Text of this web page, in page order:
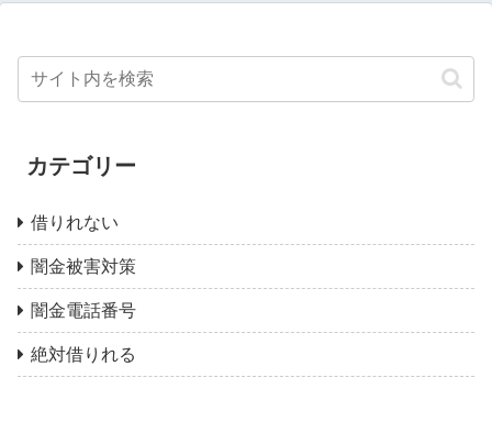
カテゴリー
借りれない
闇金被害対策
闇金電話番号
絶対借りれる